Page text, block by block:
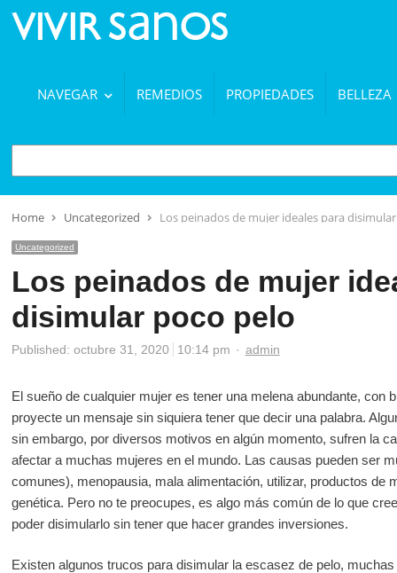
NAVEGAR REMEDIOS PROPIEDADES BELLEZA
BUSCAR
Home Uncategorized Los peinados de mujer ideales para
Uncategorized
Los peinados de mujer
disimular poco pelo
Published: octubre 31, 2020 10:14 pm Author
admin
El sueño de cualquier mujer es tener una melena abundante, con
proyecte un mensaje sin siquiera tener que decir una palabra.
sin embargo, por diversos motivos en algún momento, sufren la
afectar a muchas mujeres en el mundo. Las causas pueden ser
comunes), menopausia, mala alimentación, utilizar, productos de
genética. Pero no te preocupes, es algo más común de lo que
poder disimularlo sin tener que hacer grandes inversiones.
Existen algunos trucos para disimular la escasez de pelo,